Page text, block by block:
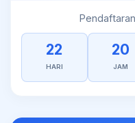
22
HARI
20
JAM